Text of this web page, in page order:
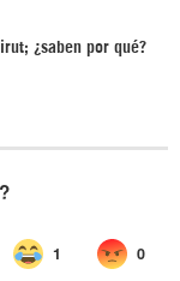
¿saben por qué?